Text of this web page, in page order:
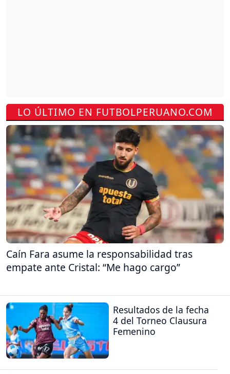
LO ÚLTIMO EN FUTBOLPERUANO.COM
Caín Fara asume la responsabilidad tras
empate ante Cristal: “Me hago cargo”
Resultados de la fecha
4 del Torneo Clausura
Femenino